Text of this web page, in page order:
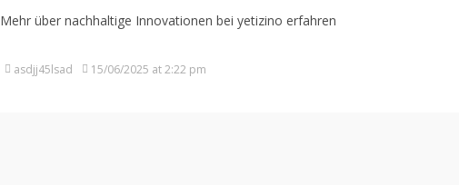
Mehr über nachhaltige Innovationen bei yetizino erfahren
asdjj45lsad 15/06/2025 at 2:22 pm